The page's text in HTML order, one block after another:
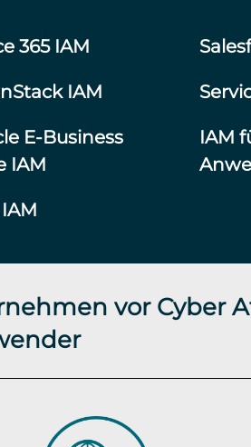
365 IAM
IAM
E-Business
IAM
IAM
vor Cyber